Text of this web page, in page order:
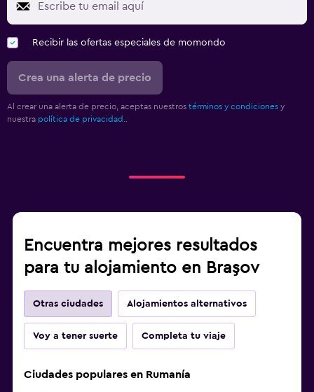
Recibir las ofertas especiales de momondo
Crea una alerta de precio
Al crear una alerta de precio, aceptas nuestros términos y condiciones y
nuestra política de privacidad.
Encuentra mejores resultados
para tu alojamiento en Braşov
Otras ciudades Alojamientos alternativos
Voy a tener suerte Completa tu viaje
Ciudades populares en Rumanía